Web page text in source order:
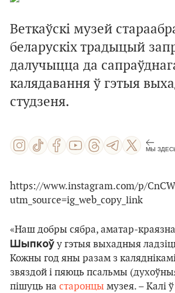
Веткаўскі музей
беларускіх традыцый
далучыцца да
калядавання ў гэтыя
студзеня.
МЫ
https://www.instagram.com/p/
utm_source=ig_web_copy_link
«Наш добры сябра, аматар-
Шыпкоў у гэтыя выхадныя
Кожны год яны разам з
звяздой і пяюць псальмы
пішуць на старонцы музея. – Калі